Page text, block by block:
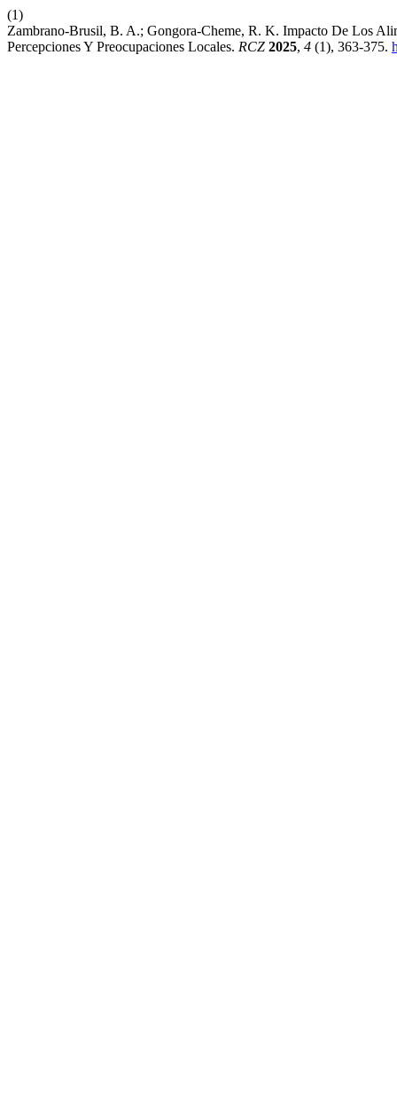
(1)
Zambrano-Brusil, B. A.; Gongora-Cheme, R. K. Impacto De Los
Percepciones Y Preocupaciones Locales. RCZ 2025, 4 (1), 363-375.